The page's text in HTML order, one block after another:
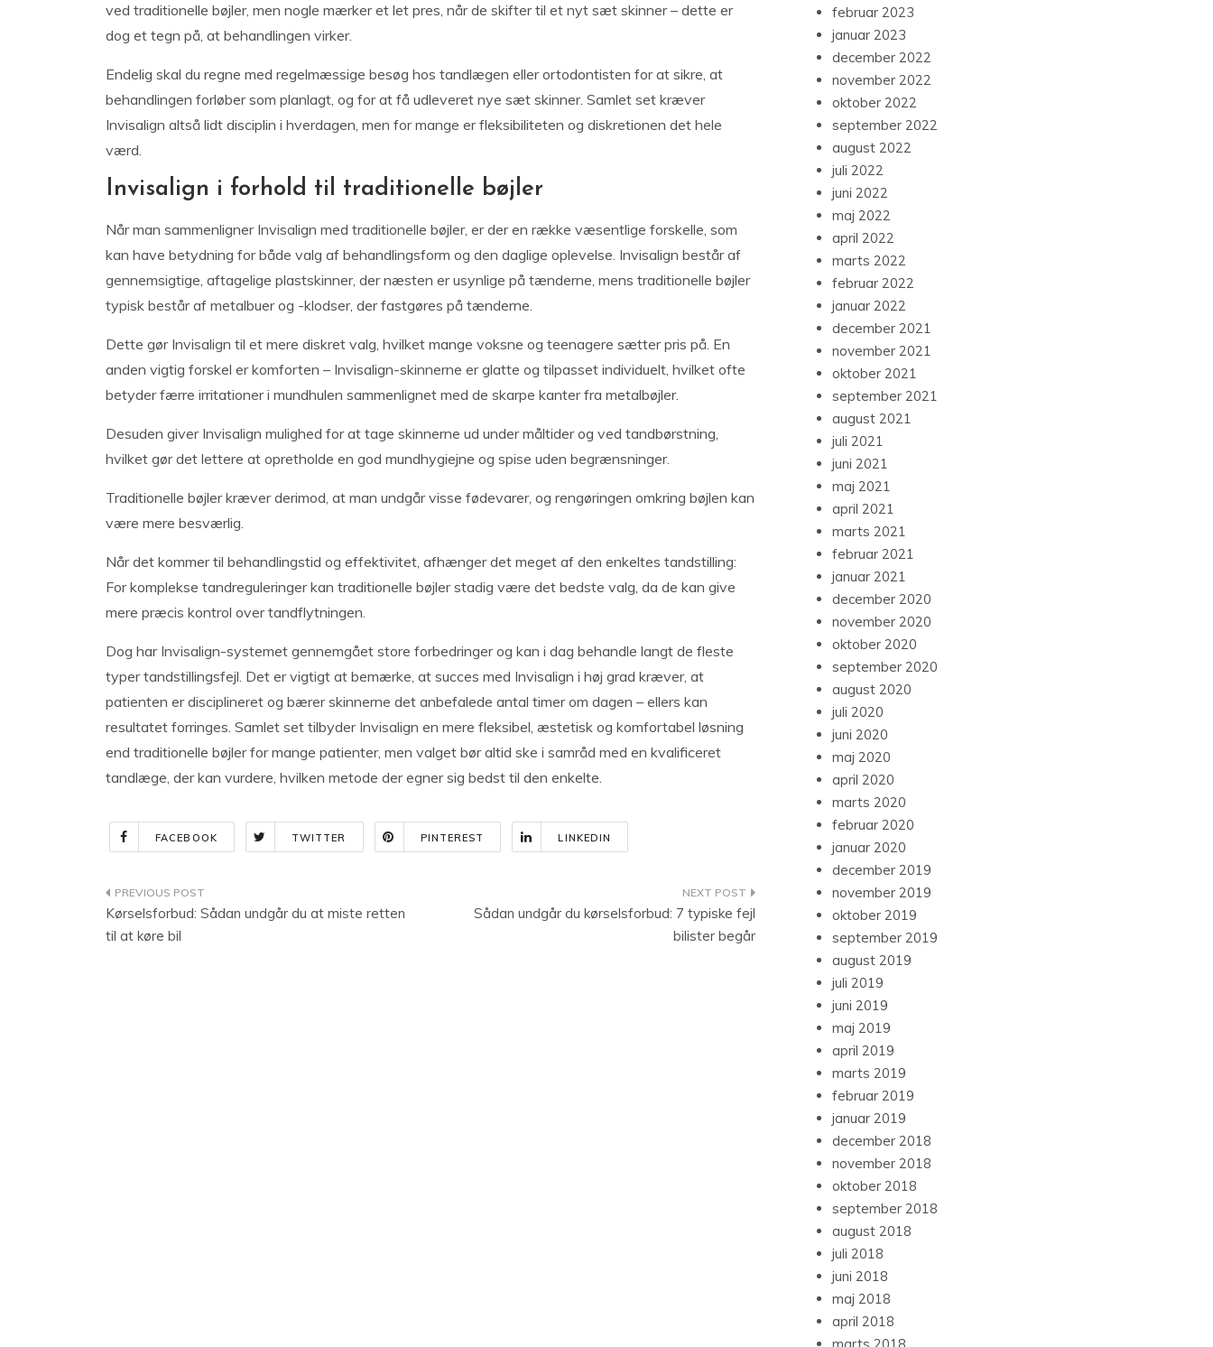
ved traditionelle bøjler, men nogle mærker et let pres, når de skifter til et nyt sæt skinner – dette er
dog et tegn på, at behandlingen virker.
Endelig skal du regne med regelmæssige besøg hos tandlægen eller ortodontisten for at sikre, at
behandlingen forløber som planlagt, og for at få udleveret nye sæt skinner. Samlet set kræver
Invisalign altså lidt disciplin i hverdagen, men for mange er fleksibiliteten og diskretionen det hele
værd.
Invisalign i forhold til traditionelle bøjler
Når man sammenligner Invisalign med traditionelle bøjler, er der en række væsentlige forskelle, som
kan have betydning for både valg af behandlingsform og den daglige oplevelse. Invisalign består af
gennemsigtige, aftagelige plastskinner, der næsten er usynlige på tænderne, mens traditionelle bøjler
typisk består af metalbuer og -klodser, der fastgøres på tænderne.
Dette gør Invisalign til et mere diskret valg, hvilket mange voksne og teenagere sætter pris på. En
anden vigtig forskel er komforten – Invisalign-skinnerne er glatte og tilpasset individuelt, hvilket ofte
betyder færre irritationer i mundhulen sammenlignet med de skarpe kanter fra metalbøjler.
Desuden giver Invisalign mulighed for at tage skinnerne ud under måltider og ved tandbørstning,
hvilket gør det lettere at opretholde en god mundhygiejne og spise uden begrænsninger.
Traditionelle bøjler kræver derimod, at man undgår visse fødevarer, og rengøringen omkring bøjlen kan
være mere besværlig.
Når det kommer til behandlingstid og effektivitet, afhænger det meget af den enkeltes tandstilling:
For komplekse tandreguleringer kan traditionelle bøjler stadig være det bedste valg, da de kan give
mere præcis kontrol over tandflytningen.
Dog har Invisalign-systemet gennemgået store forbedringer og kan i dag behandle langt de fleste
typer tandstillingsfejl. Det er vigtigt at bemærke, at succes med Invisalign i høj grad kræver, at
patienten er disciplineret og bærer skinnerne det anbefalede antal timer om dagen – ellers kan
resultatet forringes. Samlet set tilbyder Invisalign en mere fleksibel, æstetisk og komfortabel løsning
end traditionelle bøjler for mange patienter, men valget bør altid ske i samråd med en kvalificeret
tandlæge, der kan vurdere, hvilken metode der egner sig bedst til den enkelte.
FACEBOOK TWITTER PINTEREST LINKEDIN
Indlægsnavigation
Kørselsforbud: Sådan undgår du at miste retten
til at køre bil
Sådan undgår du kørselsforbud: 7 typiske fejl
bilister begår
februar 2023
januar 2023
december 2022
november 2022
oktober 2022
september 2022
august 2022
juli 2022
juni 2022
maj 2022
april 2022
marts 2022
februar 2022
januar 2022
december 2021
november 2021
oktober 2021
september 2021
august 2021
juli 2021
juni 2021
maj 2021
april 2021
marts 2021
februar 2021
januar 2021
december 2020
november 2020
oktober 2020
september 2020
august 2020
juli 2020
juni 2020
maj 2020
april 2020
marts 2020
februar 2020
januar 2020
december 2019
november 2019
oktober 2019
september 2019
august 2019
juli 2019
juni 2019
maj 2019
april 2019
marts 2019
februar 2019
januar 2019
december 2018
november 2018
oktober 2018
september 2018
august 2018
juli 2018
juni 2018
maj 2018
april 2018